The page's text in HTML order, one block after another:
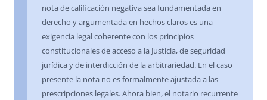
nota de calificación negativa sea fundamentada en
derecho y argumentada en hechos claros es una
exigencia legal coherente con los principios
constitucionales de acceso a la Justicia, de seguridad
jurídica y de interdicción de la arbitrariedad. En el caso
presente la nota no es formalmente ajustada a las
prescripciones legales. Ahora bien, el notario recurrente